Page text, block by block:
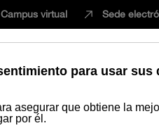
Campus virtual Sede
EstudiarInnovaciónVida